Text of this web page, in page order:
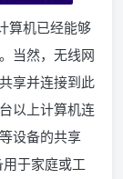
算机已经能够
当然，无线网
享并连接到此
以上计算机连
设备的共享
于家庭或工